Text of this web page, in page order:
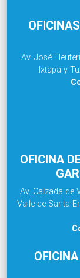
Av. José
Ixtapa y
OFICINA
Av. Calzada de
Valle de Santa